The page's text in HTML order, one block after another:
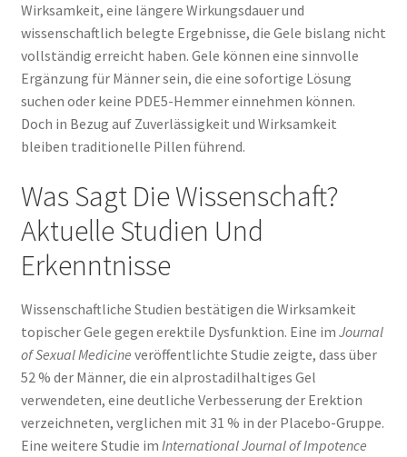
Wirksamkeit, eine längere Wirkungsdauer und
wissenschaftlich belegte Ergebnisse, die Gele bislang nicht
vollständig erreicht haben. Gele können eine sinnvolle
Ergänzung für Männer sein, die eine sofortige Lösung
suchen oder keine PDE5-Hemmer einnehmen können.
Doch in Bezug auf Zuverlässigkeit und Wirksamkeit
bleiben traditionelle Pillen führend.
Was Sagt Die Wissenschaft?
Aktuelle Studien Und
Erkenntnisse
Wissenschaftliche Studien bestätigen die Wirksamkeit
topischer Gele gegen erektile Dysfunktion. Eine im Journal
of Sexual Medicine veröffentlichte Studie zeigte, dass über
52 % der Männer, die ein alprostadilhaltiges Gel
verwendeten, eine deutliche Verbesserung der Erektion
verzeichneten, verglichen mit 31 % in der Placebo-Gruppe.
Eine weitere Studie im International Journal of Impotence